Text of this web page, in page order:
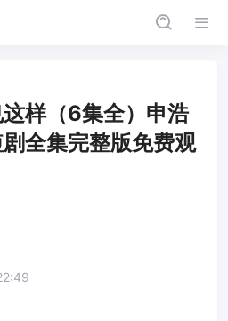
这样（6集全）申浩
全集完整版免费观